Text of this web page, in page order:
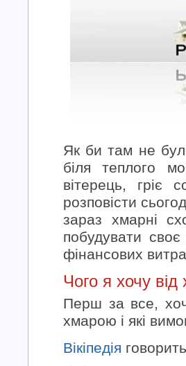
Як би там не
біля теплого
вітерець,
розповісти
зараз хмарні
побудувати
фінансових
Чого я хочу
Перш за все,
хмарою і які
Вікіпедія